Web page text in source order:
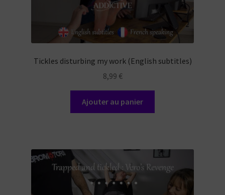
Tickles disturbing my work (English subtitles)
8,99 €
Ajouter au panier